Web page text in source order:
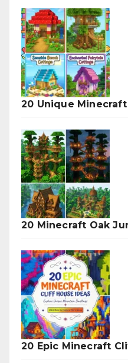
20 Unique
20 Minecraft Oak
20 Epic Minecraft